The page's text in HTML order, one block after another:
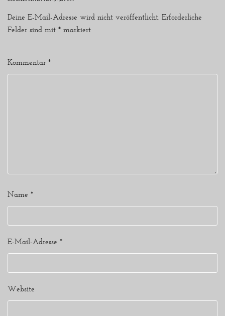
Deine E-Mail-Adresse wird nicht veröffentlicht. Erforderliche
Felder sind mit * markiert
Kommentar *
Name *
E-Mail-Adresse *
Website